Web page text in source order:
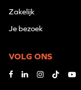
Zakelijk
Je bezoek
VOLG ONS